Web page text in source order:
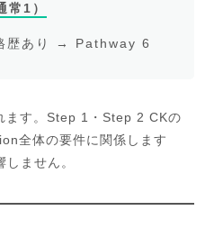
常1）
歴あり → Pathway 6
ます。Step 1・Step 2 CKの
全体の要件に関係します
ません。